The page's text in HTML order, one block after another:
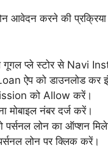
आवेदन करने की प्रक्रिया
गूगल प्ले स्टोर से Navi
ऐप को डाउनलोड कर
को Allow करें।
मोबाइल नंबर दर्ज करें।
पर्सनल लोन का ऑप्शन
लोन पर क्लिक करें।